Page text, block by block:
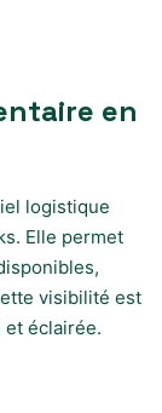
en
logistique
Elle permet
visibilité est
éclairée.